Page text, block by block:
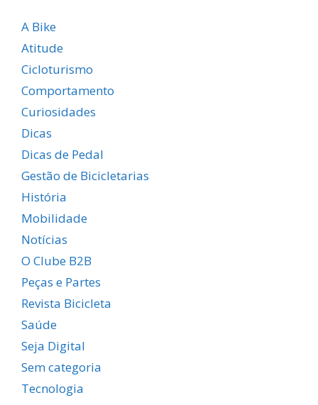
A Bike
Atitude
Cicloturismo
Comportamento
Curiosidades
Dicas
Dicas de Pedal
Gestão de Bicicletarias
História
Mobilidade
Notícias
O Clube B2B
Peças e Partes
Revista Bicicleta
Saúde
Seja Digital
Sem categoria
Tecnologia